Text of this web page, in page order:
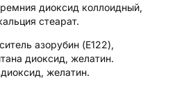
диоксид коллоидный,
стеарат.
азорубин (E122),
диоксид, желатин.
желатин.